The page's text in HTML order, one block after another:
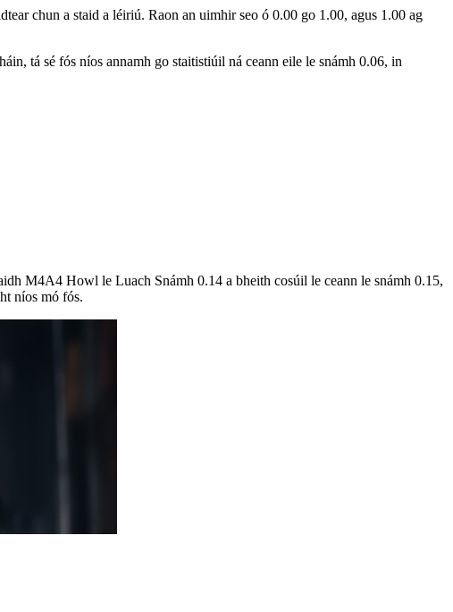
chun a staid a léiriú. Raon an uimhir seo ó 0.00 go 1.00, agus 1.00 ag
tá sé fós níos annamh go staitistiúil ná ceann eile le snámh 0.06, in
M4A4 Howl le Luach Snámh 0.14 a bheith cosúil le ceann le snámh 0.15,
níos mó fós.